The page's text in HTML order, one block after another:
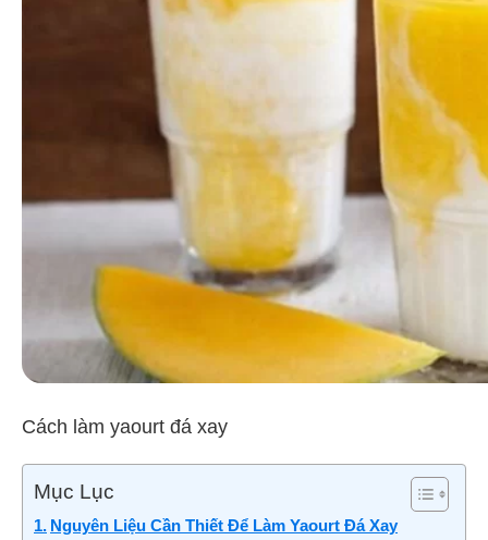
Cách làm yaourt đá xay
Mục Lục
Nguyên Liệu Cần Thiết Để Làm Yaourt Đá Xay